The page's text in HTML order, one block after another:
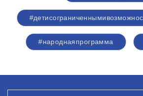
#народнаяпрограмма